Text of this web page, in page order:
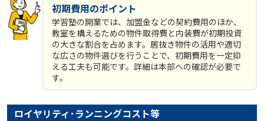
初期費用のポイント
学習塾の開業では、加盟金などの契約費用のほか、
教室を構えるための物件取得費と内装費が初期投資
の大きな割合を占めます。居抜き物件の活用や適切
な広さの物件選びを行うことで、初期費用を一定抑
える工夫も可能です。詳細は本部への確認が必要で
す。
ロイヤリティ･ランニングコスト等